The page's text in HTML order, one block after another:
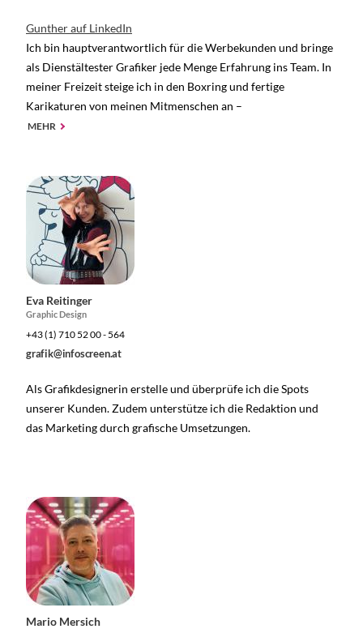
Gunther auf LinkedIn
Ich bin hauptverantwortlich für die Werbekunden und bringe
als Dienstältester Grafiker jede Menge Erfahrung ins Team. In
meiner Freizeit steige ich in den Boxring und fertige
Karikaturen von meinen Mitmenschen an –
MEHR
Eva Reitinger
Graphic Design
+43 (1) 710 52 00 - 564
grafik@infoscreen.at
Als Grafikdesignerin erstelle und überprüfe ich die Spots
unserer Kunden. Zudem unterstütze ich die Redaktion und
das Marketing durch grafische Umsetzungen.
Mario Mersich